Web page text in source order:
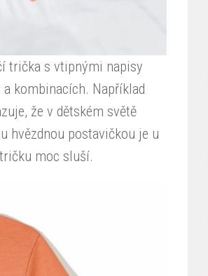
trička s vtipnými napisy
kombinacích. Například
že v dětském světě
hvězdnou postavičkou je u
moc sluší.